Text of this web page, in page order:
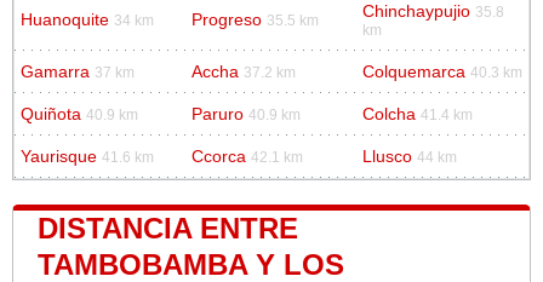
Huanoquite 34 km Progreso 35.5 km Chinchaypujio 35.8
km
Gamarra 37 km Accha 37.2 km Colquemarca 40.3 km
Quiñota 40.9 km Paruro 40.9 km Colcha 41.4 km
Yaurisque 41.6 km Ccorca 42.1 km Llusco 44 km
DISTANCIA ENTRE
TAMBOBAMBA Y LOS